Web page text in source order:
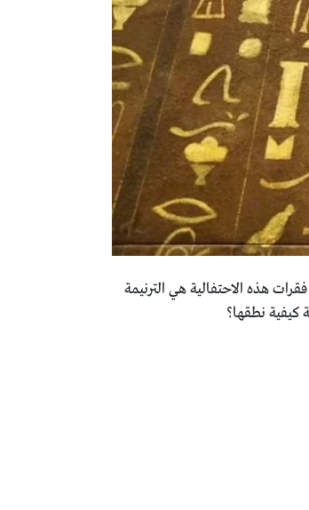
المومياوات الملكية من متحف التحرير إلى المتحف القومي للحضارة المصرية عام 2021. وكان أبرز فقرات هذه الاحتفالية هي الترنيمة
كيفية نطقها؟